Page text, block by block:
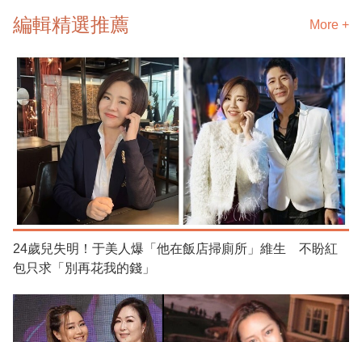
編輯精選推薦 More +
24歲兒失明！于美人爆「他在飯店掃廁所」維生 不盼紅
包只求「別再花我的錢」